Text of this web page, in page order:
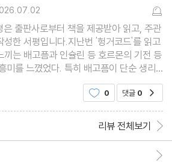
출판사로부터 책을 제공받아 읽고, 주관
성한 서평입니다.지난번 '헝거코드'를 읽고
끼는 배고픔과 인슐린 등 호르몬의 기전 등
미를 느꼈었다. 특히 배고픔이 단순 생리
에 의해서만이 아니라 심리, 행동, 신경학
다양한 요소에 영향을 받는다는 사실이
0 댓글 0
리뷰 전체보기